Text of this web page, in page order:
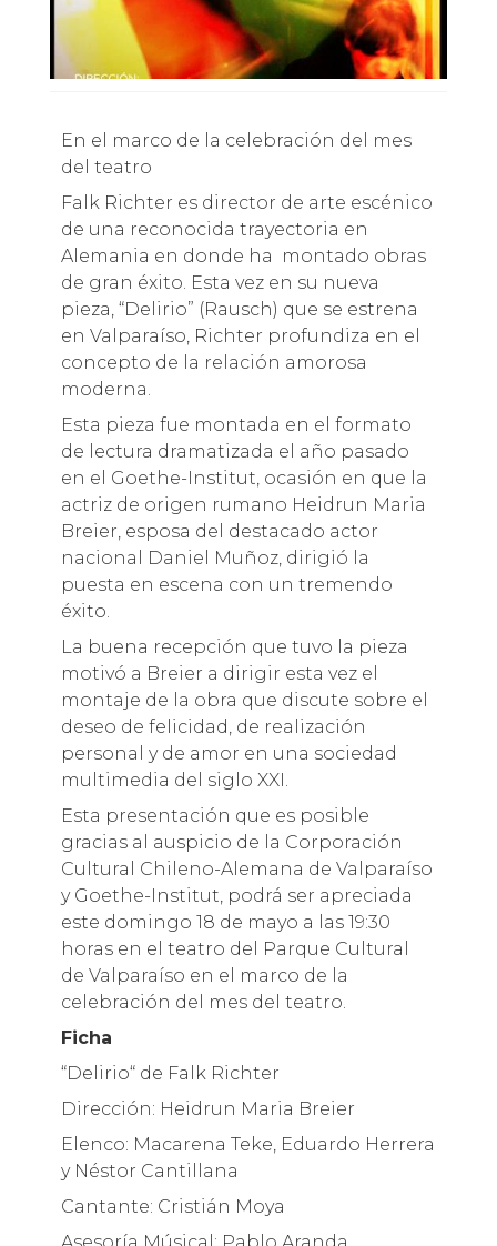
En el marco de la celebración del mes
del teatro
Falk Richter es director de arte escénico
de una reconocida trayectoria en
Alemania en donde ha montado obras
de gran éxito. Esta vez en su nueva
pieza, “Delirio” (Rausch) que se estrena
en Valparaíso, Richter profundiza en el
concepto de la relación amorosa
moderna.
Esta pieza fue montada en el formato
de lectura dramatizada el año pasado
en el Goethe-Institut, ocasión en que la
actriz de origen rumano Heidrun Maria
Breier, esposa del destacado actor
nacional Daniel Muñoz, dirigió la
puesta en escena con un tremendo
éxito.
La buena recepción que tuvo la pieza
motivó a Breier a dirigir esta vez el
montaje de la obra que discute sobre el
deseo de felicidad, de realización
personal y de amor en una sociedad
multimedia del siglo XXI.
Esta presentación que es posible
gracias al auspicio de la Corporación
Cultural Chileno-Alemana de Valparaíso
y Goethe-Institut, podrá ser apreciada
este domingo 18 de mayo a las 19:30
horas en el teatro del Parque Cultural
de Valparaíso en el marco de la
celebración del mes del teatro.
Ficha
“Delirio“ de Falk Richter
Dirección: Heidrun Maria Breier
Elenco: Macarena Teke, Eduardo Herrera
y Néstor Cantillana
Cantante: Cristián Moya